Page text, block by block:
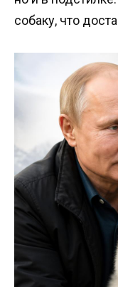
собаку, что